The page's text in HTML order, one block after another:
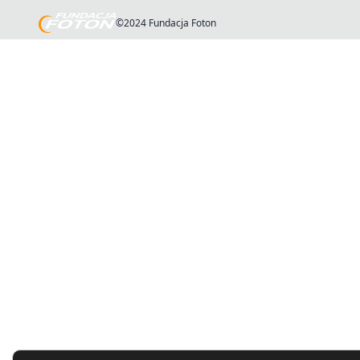
©2024 Fundacja Foton